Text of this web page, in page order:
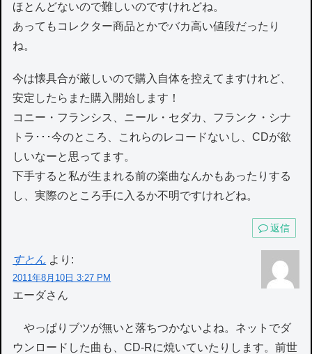
ほとんどないので難しいのですけれどね。
あってもコレクター商品とかでバカ高い値段だったり
ね。
今は懐具合が厳しいので購入自体を控えてますけれど、
安定したらまた購入開始します！
コニー・フランシス、ニール・セダカ、フランク・シナ
トラ･･･今のところ、これらのレコードないし、CDが欲
しいなーと思ってます。
下手すると私が生まれる前の楽曲なんかもあったりする
し、実際のところ手に入るか不明ですけれどね。
返信
すとん より:
2011年8月10日 3:27 PM
エーダさん
やっぱりブツが無いと落ちつかないよね。ネットでダ
ウンロードした曲も、CD-Rに焼いていたりします。前世